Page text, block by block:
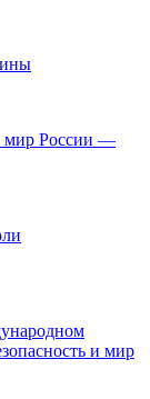
мир России —
и мир